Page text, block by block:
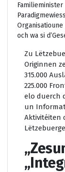
och wa si
Zu
Originnen
315.000
225.000
elo duerch
un
Aktivitéiten